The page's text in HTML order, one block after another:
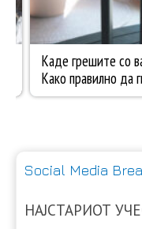
Social Media
НАЈСТАРИОТ